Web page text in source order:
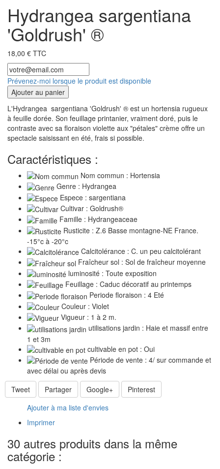
Hydrangea sargentiana
'Goldrush' ®
18,00 € TTC
Prévenez-moi lorsque le produit est disponible
Ajouter au panier
L'Hydrangea sargentiana 'Goldrush' ® est un hortensia rugueux
à feuille dorée. Son feuillage printanier, vraiment doré, puis le
contraste avec sa floraison violette aux "pétales" crème offre un
spectacle saisissant en été, frais si possible.
Caractéristiques :
Nom commun : Hortensia
Genre : Hydrangea
Espece : sargentiana
Cultivar : Goldrush®
Famille : Hydrangeaceae
Rusticite : Z.6 Basse montagne-NE France.
-15°c à -20°c
Calcitolérance : C. un peu calcitolérant
Fraîcheur sol : Sol de fraîcheur moyenne
luminosité : Toute exposition
Feuillage : Caduc décoratif au printemps
Periode floraison : 4 Eté
Couleur : Violet
Vigueur : 1 à 2 m.
utilisations jardin : Haie et massif entre
1 et 3m
cultivable en pot : Oui
Période de vente : 4/ sur commande et
avec délai ou après devis
Tweet
Partager Google+
Pinterest
Ajouter à ma liste d'envies
Imprimer
30 autres produits dans la même
catégorie :